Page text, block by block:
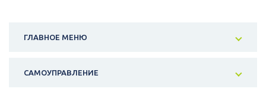
ГЛАВНОЕ МЕНЮ
САМОУПРАВЛЕНИЕ